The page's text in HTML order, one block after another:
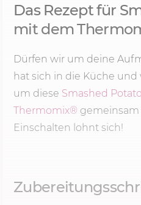
Das Rezept für
mit dem
Dürfen wir um deine
hat sich in die Küche und
um diese Smashed
Thermomix® gemeinsam
Einschalten lohnt sich!